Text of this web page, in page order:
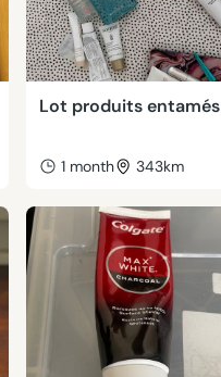
Lot produits entamés
1 month 343km